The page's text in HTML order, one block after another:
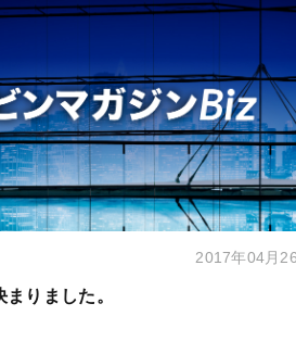
2017年04月
りました。